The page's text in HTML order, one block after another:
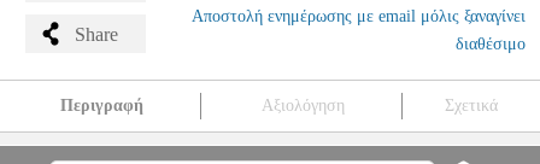
Share
Αποστολή ενημέρωσης με email μόλις ξαναγίνει
διαθέσιμο
Περιγραφή Αξιολόγηση Σχετικά